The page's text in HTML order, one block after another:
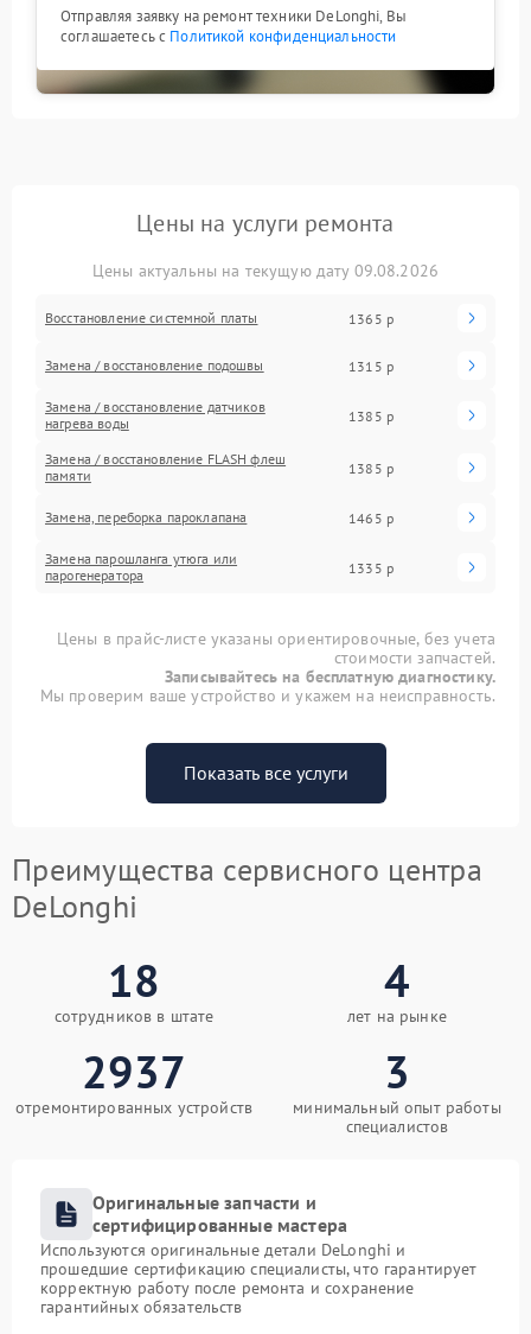
Отправляя заявку на ремонт техники DeLonghi, Вы
соглашаетесь с Политикой конфиденциальности
Цены на услуги ремонта
Цены актуальны на текущую дату 09.08.2026
Восстановление системной платы 1365 р
Замена / восстановление подошвы 1315 р
Замена / восстановление датчиков
нагрева воды
1385 р
Замена / восстановление FLASH флеш
памяти
1385 р
Замена, переборка пароклапана 1465 р
Замена парошланга утюга или
парогенератора
1335 р
Цены в прайс-листе указаны ориентировочные, без учета
стоимости запчастей.
Записывайтесь на бесплатную диагностику.
Мы проверим ваше устройство и укажем на неисправность.
Показать все услуги
Преимущества сервисного центра
DeLonghi
18
сотрудников в штате
4
лет на рынке
2937
отремонтированных устройств
3
минимальный опыт работы
специалистов
Оригинальные запчасти и
сертифицированные мастера
Используются оригинальные детали DeLonghi и
прошедшие сертификацию специалисты, что гарантирует
корректную работу после ремонта и сохранение
гарантийных обязательств